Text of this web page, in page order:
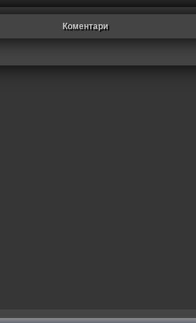
Коментари